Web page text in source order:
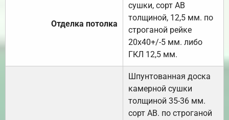
Отделка потолка
сушки, сорт АВ
толщиной, 12,5 мм. по
строганой рейке
20х40+/-5 мм. либо
ГКЛ 12,5 мм.
Шпунтованная доска
камерной сушки
толщиной 35-36 мм.
сорт АВ. по строганой